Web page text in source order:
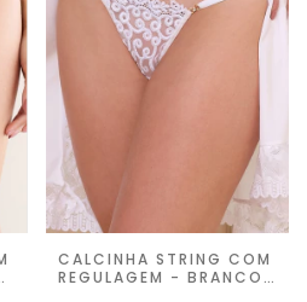
CALCINHA STRING COM
REGULAGEM - BRANCO